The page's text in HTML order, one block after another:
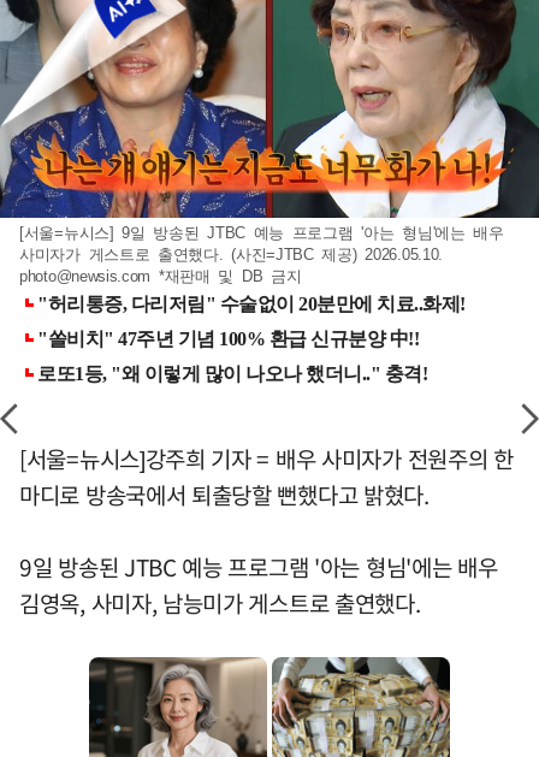
[서울=뉴시스] 9일 방송된 JTBC 예능 프로그램 '아는 형님'에는 배우
사미자가 게스트로 출연했다. (사진=JTBC 제공) 2026.05.10.
photo@newsis.com *재판매 및 DB 금지
[서울=뉴시스]강주희 기자 = 배우 사미자가 전원주의 한
마디로 방송국에서 퇴출당할 뻔했다고 밝혔다.
9일 방송된 JTBC 예능 프로그램 '아는 형님'에는 배우
김영옥, 사미자, 남능미가 게스트로 출연했다.